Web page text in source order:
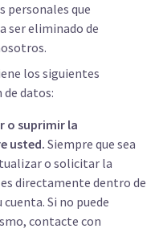
personales que
ser eliminado de
los siguientes
datos:
o suprimir la
usted.Siempre que sea
o solicitar la
directamente dentro de
Si no puede
contacte con